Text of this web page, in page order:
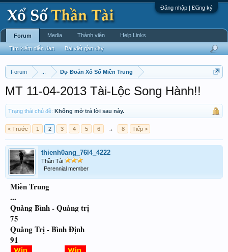
Đăng nhập | Đăng ký
Forum Dự Đoán Xổ Số Miền Trung
MT 11-04-2013 Tài-Lộc Song Hành!!
Trạng thái chủ đề: Không mở trả lời sau này.
< Trước 1 2 3 4 5 6 → 8 Tiếp >
thienh0ang_76l4_4222
Thần Tài
Perennial member
Miền Trung
...
Quảng Bình - Quảng trị
75
Quảng Trị - Bình Định
91
Forum
Tìm kiếm diễn đàn Bài viết gần đây
Media Thành viên Help Links